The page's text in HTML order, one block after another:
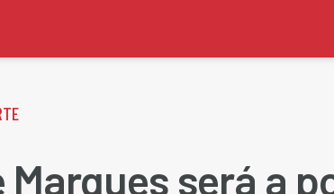
Marques será a